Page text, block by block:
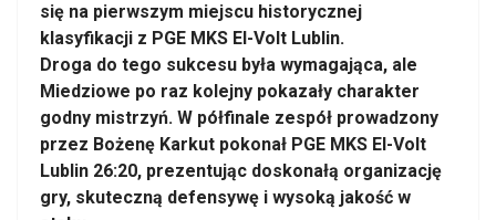
się na pierwszym miejscu historycznej
klasyfikacji z PGE MKS El-Volt Lublin.
Droga do tego sukcesu była wymagająca, ale
Miedziowe po raz kolejny pokazały charakter
godny mistrzyń. W półfinale zespół prowadzony
przez Bożenę Karkut pokonał PGE MKS El-Volt
Lublin 26:20, prezentując doskonałą organizację
gry, skuteczną defensywę i wysoką jakość w